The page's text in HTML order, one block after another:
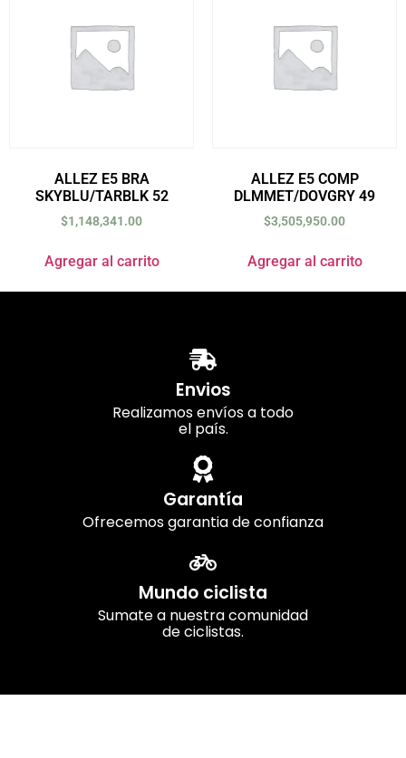
ALLEZ E5 BRA
SKYBLU/TARBLK 52
$1,148,341.00
Agregar al carrito
ALLEZ E5 COMP
DLMMET/DOVGRY 49
$3,505,950.00
Agregar al carrito
Envios
Realizamos envíos a todo
el país.
Garantía
Ofrecemos garantia de confianza
Mundo ciclista
Sumate a nuestra comunidad
de ciclistas.